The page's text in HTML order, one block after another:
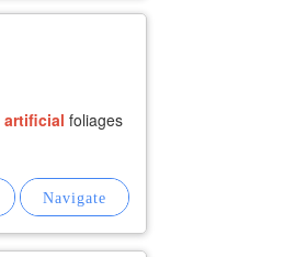
artificial foliages